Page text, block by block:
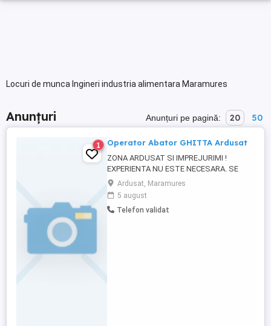
Locuri de munca Ingineri industria alimentara Maramures
Anunțuri Anunțuri pe pagină: 20 50
1 Operator Abator GHITTA Ardusat
ZONA ARDUSAT SI IMPREJURIMI !
EXPERIENTA NU ESTE NECESARA. SE
OFERA O MASA CALDA ZILNIC. SALARIU
ATRACTIV
Ardusat, Maramures
5 august
Telefon validat